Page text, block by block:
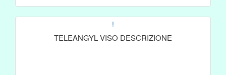
!
TELEANGYL VISO DESCRIZIONE